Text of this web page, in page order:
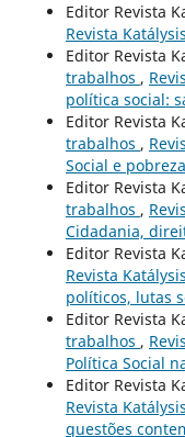
Editor Revista
Revista
Editor Revista
trabalhos ,
política social:
Editor Revista
trabalhos ,
Social e pobreza
Editor Revista
trabalhos ,
Cidadania,
Editor Revista
Revista
políticos, lutas
Editor Revista
trabalhos ,
Política Social
Editor Revista
Revista
questões